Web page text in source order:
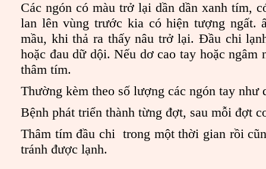
Các ngón có màu trở lại dần dần xanh tím,
lan lên vùng trước kia có hiện tượng ngất.
mầu, khi thả ra thấy nâu trở lại. Đầu chi
hoặc đau dữ dội. Nếu dơ cao tay hoặc ngâm
thâm tím.
Thường kèm theo số lượng các ngón tay như
Bệnh phát triển thành từng đợt, sau mỗi đợt
Thâm tím đầu chi trong một thời gian rồi
tránh được lạnh.